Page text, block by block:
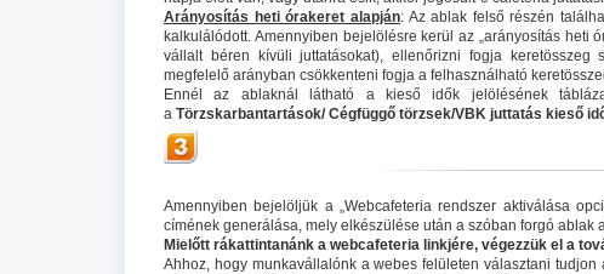
Arányosítás heti órakeret alapján: Az ablak felső részén
kalkulálódott. Amennyiben bejelölésre kerül az „arányosítás
vállalt béren kívüli juttatásokat), ellenőrizni fogja
megfelelő arányban csökkenteni fogja a felhasználható
Ennél az ablaknál látható a kieső idők jelölésének
a Törzskarbantartások/ Cégfüggő törzsek/VBK juttatás kieső
Amennyiben bejelöljük a „Webcafeteria rendszer aktiválása
címének generálása, mely elkészülése után a szóban forgó
Mielőtt rákattintanánk a webcafeteria linkjére, végezzük el a
Ahhoz, hogy munkavállalónk a webes felületen választani